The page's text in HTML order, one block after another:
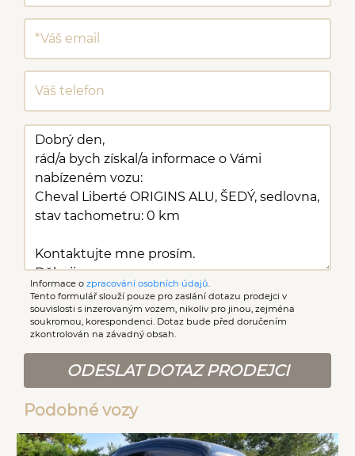
Informace o zpracování osobních údajů
Tento formulář slouží pouze pro zaslání dotazu prodejci v
souvislosti s inzerovaným vozem, nikoliv pro jinou, zejména
soukromou, korespondenci. Dotaz bude před doručením
zkontrolován na závadný obsah.
ODESLAT DOTAZ PRODEJCI
Podobné vozy